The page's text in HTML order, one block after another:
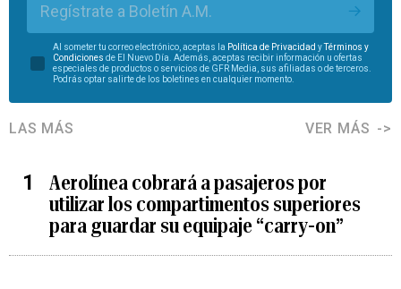
Regístrate a Boletín A.M.
Al someter tu correo electrónico, aceptas la Política de Privacidad yTérminos y
Condiciones de El Nuevo Día. Además, aceptas recibir información u ofertas
especiales de productos o servicios de GFR Media, sus afiliadas o de terceros.
Podrás optar salirte de los boletines en cualquier momento.
LAS MÁS VER MÁS
Aerolínea cobrará a pasajeros por
utilizar los compartimentos superiores
para guardar su equipaje “carry-on”